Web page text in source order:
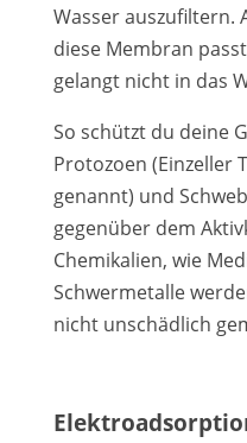
Wasser auszufiltern.
diese Membran
gelangt nicht in das
So schützt du deine
Protozoen (Einzeller
genannt) und
gegenüber dem
Chemikalien, wie
Schwermetalle
nicht unschädlich